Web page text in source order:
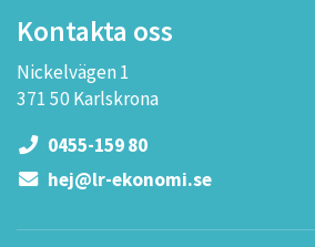
Kontakta oss
Nickelvägen 1
371 50 Karlskrona
0455-159 80
hej@lr-ekonomi.se